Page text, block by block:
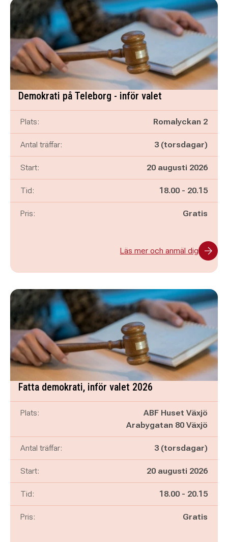
Demokrati på Teleborg - inför valet
Plats: Romalyckan 2
Antal träffar: 3 (torsdagar)
Start: 20 augusti 2026
Tid: Pågår mellan
18.00 - och
20.15
Pris: Gratis
Läs mer och anmäl dig
Fatta demokrati, inför valet 2026
Plats:
ABF Huset Växjö
Arabygatan 80 Växjö
Antal träffar: 3 (torsdagar)
Start: 20 augusti 2026
Tid: Pågår mellan
18.00 - och
20.15
Pris: Gratis